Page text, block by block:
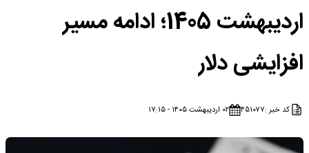
اردیبهشت 1405؛ ادامه مسیر
افزایشی دلار
کد خبر :۴۵۱۰۷۷ ۰۲ اردیبهشت ۱۴۰۵ - ۱۷:۱۵